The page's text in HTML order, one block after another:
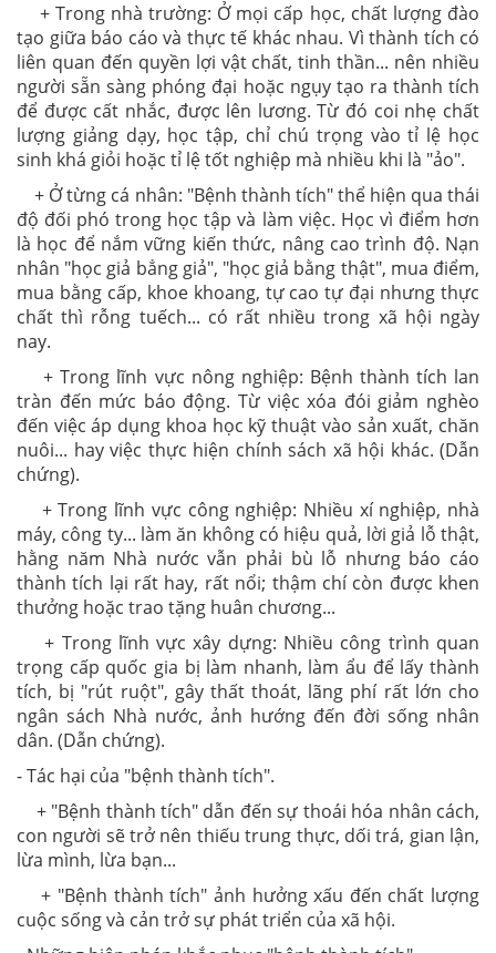
+ Trong nhà trường: Ở mọi cấp học, chất lượng đào
tạo giữa báo cáo và thực tế khác nhau. Vì thành tích có
liên quan đến quyền lợi vật chất, tinh thần... nên nhiều
người sẵn sàng phóng đại hoặc ngụy tạo ra thành tích
để được cất nhắc, được lên lương. Từ đó coi nhẹ chất
lượng giảng dạy, học tập, chỉ chú trọng vào tỉ lệ học
sinh khá giỏi hoặc tỉ lệ tốt nghiệp mà nhiều khi là "ảo".
+ Ở từng cá nhân: "Bệnh thành tích" thể hiện qua thái
độ đối phó trong học tập và làm việc. Học vì điểm hơn
là học để nắm vững kiến thức, nâng cao trình độ. Nạn
nhân "học giả bẳng giả", "học giả bằng thật", mua điểm,
mua bằng cấp, khoe khoang, tự cao tự đại nhưng thực
chất thì rỗng tuếch... có rất nhiều trong xã hội ngày
nay.
+ Trong lĩnh vực nông nghiệp: Bệnh thành tích lan
tràn đến mức báo động. Từ việc xóa đói giảm nghèo
đến việc áp dụng khoa học kỹ thuật vào sản xuất, chăn
nuôi... hay việc thực hiện chính sách xã hội khác. (Dẫn
chứng).
+ Trong lĩnh vực công nghiệp: Nhiều xí nghiệp, nhà
máy, công ty... làm ăn không có hiệu quả, lời giả lỗ thật,
hằng năm Nhà nước vẫn phải bù lỗ nhưng báo cáo
thành tích lại rất hay, rất nổi; thậm chí còn được khen
thưởng hoặc trao tặng huân chương...
+ Trong lĩnh vực xây dựng: Nhiều công trình quan
trọng cấp quốc gia bị làm nhanh, làm ẩu để lấy thành
tích, bị "rút ruột", gây thất thoát, lãng phí rất lớn cho
ngân sách Nhà nước, ảnh hướng đến đời sống nhân
dân. (Dẫn chứng).
- Tác hại của "bệnh thành tích".
+ "Bệnh thành tích" dẫn đến sự thoái hóa nhân cách,
con người sẽ trở nên thiếu trung thực, dối trá, gian lận,
lừa mình, lừa bạn...
+ "Bệnh thành tích" ảnh hưởng xấu đến chất lượng
cuộc sống và cản trở sự phát triển của xã hội.